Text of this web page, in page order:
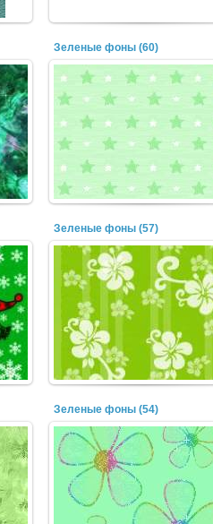
Зеленые фоны (60)
Зеленые фоны (57)
Зеленые фоны (54)